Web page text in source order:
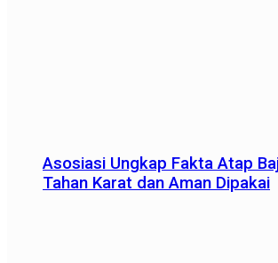
Asosiasi Ungkap Fakta Atap
Tahan Karat dan Aman Dipakai